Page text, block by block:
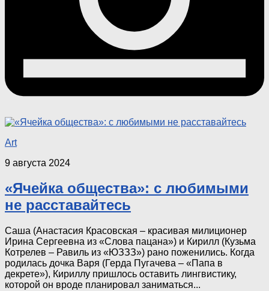
Art
9 августа 2024
«Ячейка общества»: с любимыми
не расставайтесь
Саша (Анастасия Красовская – красивая милиционер
Ирина Сергеевна из «Слова пацана») и Кирилл (Кузьма
Котрелев – Равиль из «ЮЗЗЗ») рано поженились. Когда
родилась дочка Варя (Герда Пугачева – «Папа в
декрете»), Кириллу пришлось оставить лингвистику,
которой он вроде планировал заниматься...